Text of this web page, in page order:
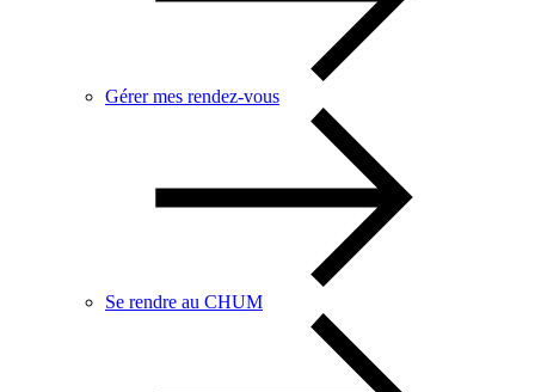
Gérer mes rendez-vous
Se rendre au CHUM